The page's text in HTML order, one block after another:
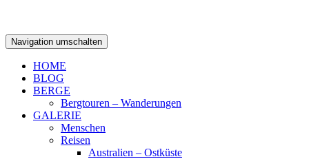
Navigation umschalten
HOME
BLOG
BERGE
Bergtouren – Wanderungen
GALERIE
Menschen
Reisen
Australien – Ostküste